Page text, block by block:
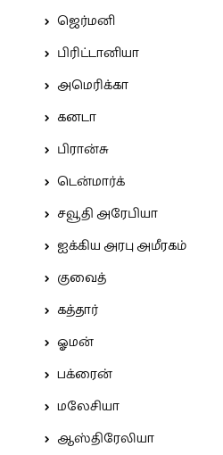
ஜெர்மனி
பிரிட்டானியா
அமெரிக்கா
கனடா
பிரான்சு
டென்மார்க்
சவூதி அரேபியா
ஐக்கிய அரபு அமீரகம்
குவைத்
கத்தார்
ஓமன்
பக்ரைன்
மலேசியா
ஆஸ்திரேலியா